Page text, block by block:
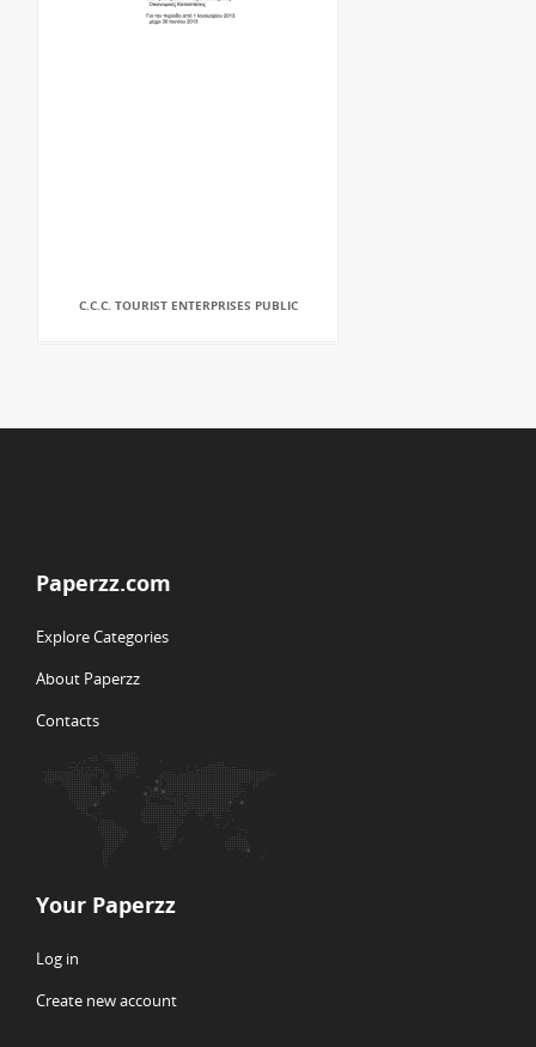
C.C.C. TOURIST ENTERPRISES PUBLIC
Paperzz.com
Explore Categories
About Paperzz
Contacts
Your Paperzz
Log in
Create new account